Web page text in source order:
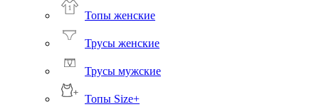
Топы женские
Трусы женские
Трусы мужские
Топы Size+